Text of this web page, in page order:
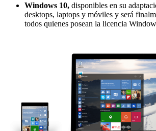
Windows 10, disponibles en su
desktops, laptops y móviles y será
todos quienes posean la licencia